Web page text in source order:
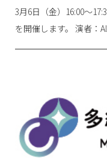
3月6日（金）16:00〜
を開催します。 演者：